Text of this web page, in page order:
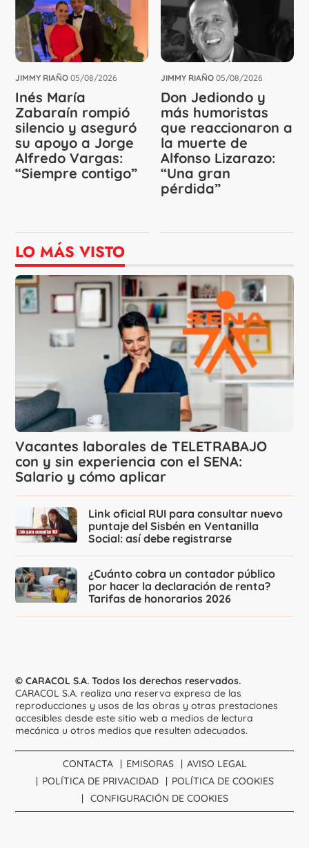
JIMMY RIAÑO 05/08/2026
Inés María
Zabaraín rompió
silencio y aseguró
su apoyo a Jorge
Alfredo Vargas:
“Siempre contigo”
JIMMY RIAÑO 05/08/2026
Don Jediondo y
más humoristas
que reaccionaron a
la muerte de
Alfonso Lizarazo:
“Una gran
pérdida”
LO MÁS VISTO
Vacantes laborales de TELETRABAJO
con y sin experiencia con el SENA:
Salario y cómo aplicar
Link oficial RUI para consultar nuevo
puntaje del Sisbén en Ventanilla
Social: así debe registrarse
¿Cuánto cobra un contador público
por hacer la declaración de renta?
Tarifas de honorarios 2026
© CARACOL S.A. Todos los derechos reservados.
CARACOL S.A. realiza una reserva expresa de las
reproducciones y usos de las obras y otras prestaciones
accesibles desde este sitio web a medios de lectura
mecánica u otros medios que resulten adecuados.
CONTACTA EMISORAS
AVISO LEGAL
POLÍTICA DE PRIVACIDAD
POLÍTICA DE COOKIES
CONFIGURACIÓN DE COOKIES